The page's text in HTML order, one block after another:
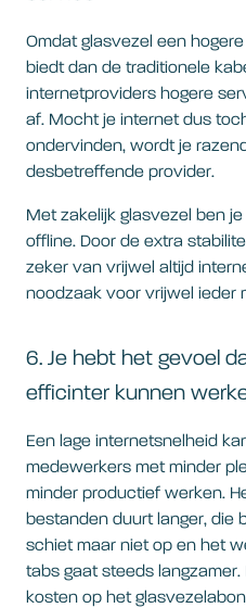
Omdat glasvezel een
biedt dan de traditionele
internetproviders hogere
af. Mocht je internet dus
ondervinden, wordt je
desbetreffende provider.
Met zakelijk glasvezel ben
offline. Door de extra
zeker van vrijwel altijd
noodzaak voor vrijwel ieder
6. Je hebt het gevoel
efficinter kunnen
Een lage internetsnelheid
medewerkers met minder
minder productief werken.
bestanden duurt langer, die
schiet maar niet op en het
tabs gaat steeds langzamer.
kosten op het